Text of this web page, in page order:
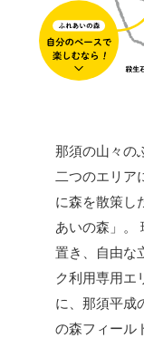
那須の山々の
二つのエリア
に森を散策し
あいの森」。
置き、自由な
ク利用専用エ
に、那須平成
の森フィール